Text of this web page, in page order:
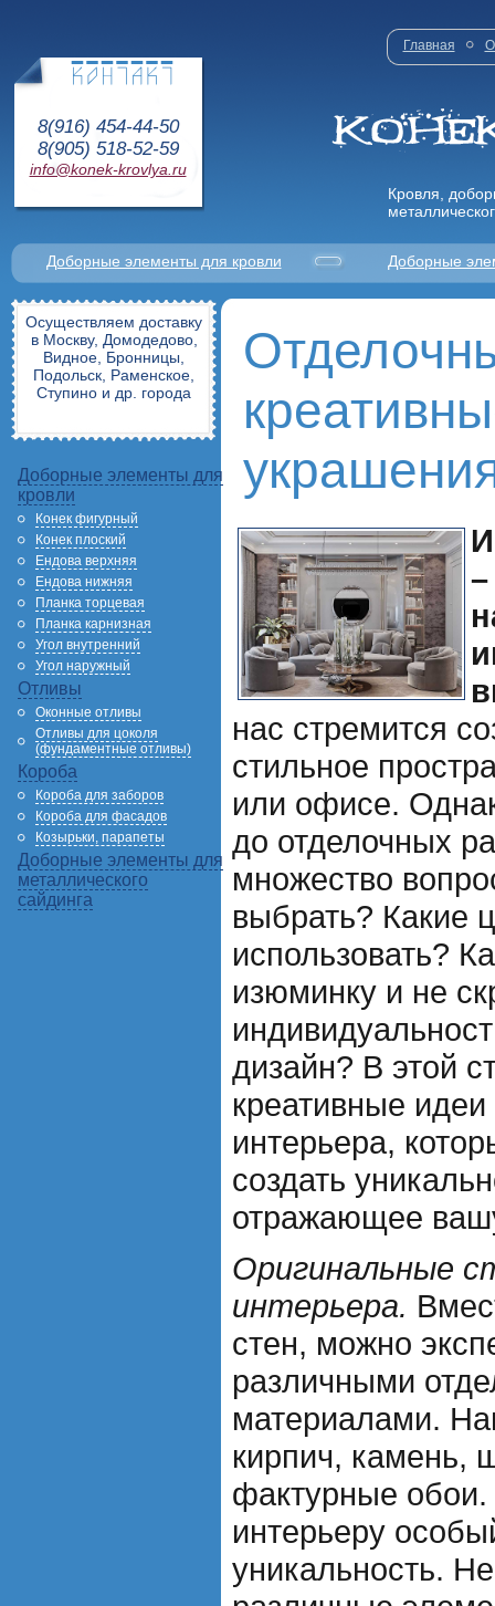
8(916) 454-44-50
8(905) 518-52-59
info@konek-krovlya.ru
Главная О
Кровля,
Доборные элементы для кровли Доборные
Осуществляем доставку
в Москву, Домодедово,
Видное, Бронницы,
Подольск, Раменское,
Ступино и др. города
Доборные элементы для
кровли
Конек фигурный
Конек плоский
Ендова верхняя
Ендова нижняя
Планка торцевая
Планка карнизная
Угол внутренний
Угол наружный
Отливы
Оконные отливы
Отливы для цоколя
(фундаментные отливы)
Короба
Короба для заборов
Короба для фасадов
Козырьки, парапеты
Доборные элементы для
металлического
сайдинга
нас стремится
стильное
или офисе.
до отделочных
множество
выбрать? Какие
использовать?
изюминку и не
дизайн? В этой
креативные
интерьера,
создать
отражающее
Оригинальные
интерьера.
стен, можно
различными
материалами.
кирпич, камень,
фактурные
интерьеру
уникальность.